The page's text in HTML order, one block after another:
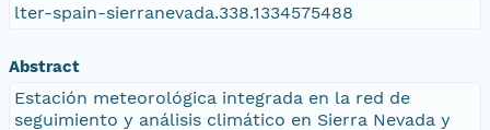
lter-spain-sierranevada.338.1334575488
Abstract
Estación meteorológica integrada en la red de
seguimiento y análisis climático en Sierra Nevada y